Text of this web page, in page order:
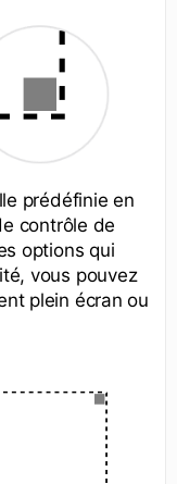
prédéfinie en
contrôle de
options qui
vous pouvez
plein écran ou